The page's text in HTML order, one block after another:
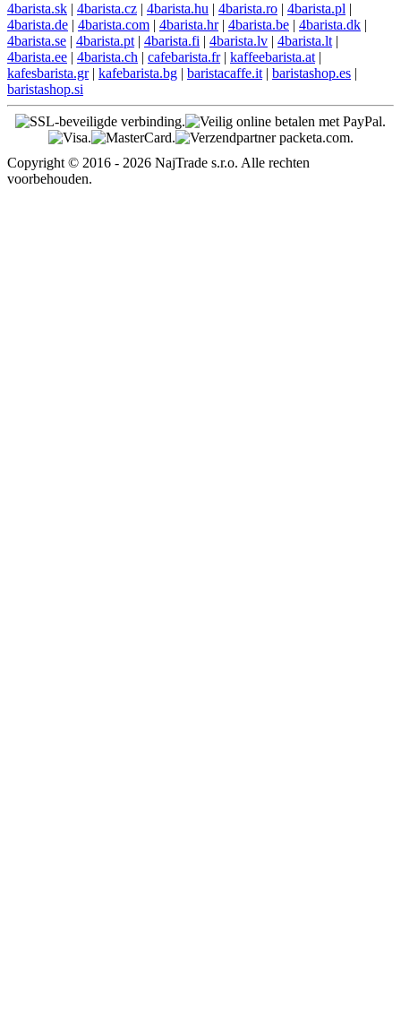
4barista.sk | 4barista.cz | 4barista.hu | 4barista.ro | 4barista.pl |
4barista.de | 4barista.com | 4barista.hr| 4barista.be | 4barista.dk |
4barista.se | 4barista.pt | 4barista.fi | 4barista.lv | 4barista.lt |
4barista.ee | 4barista.ch | cafebarista.fr| kaffeebarista.at |
kafesbarista.gr| kafebarista.bg | baristacaffe.it | baristashop.es |
baristashop.si
Copyright © 2016 - 2026 NajTrade s.r.o. Alle rechten
voorbehouden.